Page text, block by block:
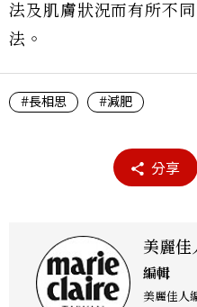
法及肌膚狀況而有所不
法。
#長相思 #減肥
分享
美麗佳
編輯
美麗佳人編輯群 《Marie